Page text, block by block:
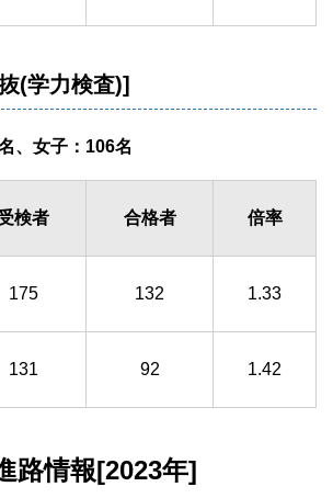
(学力検査)]
、女子：106名
検者 合格者 倍率
175 132 1.33
131 92 1.42
路情報[2023年]